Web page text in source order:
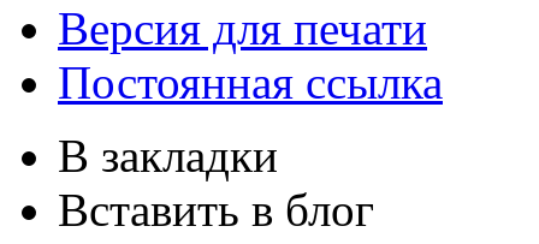
Версия для печати
Постоянная ссылка
В закладки
Вставить в блог